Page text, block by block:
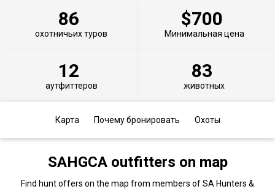
86
охотничьих туров
$700
Минимальная цена
12
аутфиттеров
83
животных
Карта Почему бронировать Охоты
SAHGCA outfitters on map
Find hunt offers on the map from members of SA Hunters &